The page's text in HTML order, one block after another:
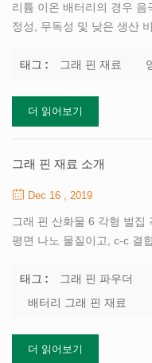
리튬 이온 배터리의 경우
정성, 무독성 및 낮은 생산
그러나, lifepo4는 전기 전
복합 재료의 승수 성능은 그
서 형성된 물질은 구...
태그 : 그래 핀 재료
더 읽어보기
그래 핀 재료 소개
Dec 16 , 2019
그래 핀 산화물 6 각형 벌집
평면 나노 물질이고, c-c 결
원자는 sp2 방식으로 혼성
럽게 전도 할 수 있으므로
미래를 갖는 이유 중 하나입
도율을 가지며 단층의 이론
태그 : 그래 핀 파우더
배터리 그래 핀 재료
더 읽어보기